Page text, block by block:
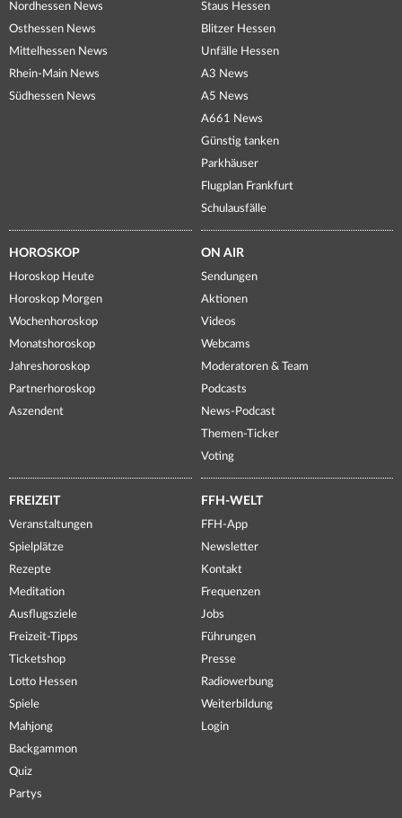
Nordhessen News
Osthessen News
Mittelhessen News
Rhein-Main News
Südhessen News
Staus Hessen
Blitzer Hessen
Unfälle Hessen
A3 News
A5 News
A661 News
Günstig tanken
Parkhäuser
Flugplan Frankfurt
Schulausfälle
HOROSKOP
Horoskop Heute
Horoskop Morgen
Wochenhoroskop
Monatshoroskop
Jahreshoroskop
Partnerhoroskop
Aszendent
ON AIR
Sendungen
Aktionen
Videos
Webcams
Moderatoren & Team
Podcasts
News-Podcast
Themen-Ticker
Voting
FREIZEIT
Veranstaltungen
Spielplätze
Rezepte
Meditation
Ausflugsziele
Freizeit-Tipps
Ticketshop
Lotto Hessen
Spiele
Mahjong
Backgammon
Quiz
Partys
FFH-WELT
FFH-App
Newsletter
Kontakt
Frequenzen
Jobs
Führungen
Presse
Radiowerbung
Weiterbildung
Login